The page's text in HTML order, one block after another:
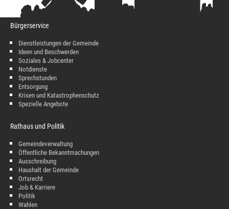
Bürgerservice
Dienstleistungen der Gemeinde
Ideen und Beschwerden
Soziales & Jobcenter
Notdienste
Sprechstunden
Entsorgung
Krisen und Katastrophenschutz
Spezielle Angebote
Rathaus und Politik
Gemeindeverwaltung
Öffentliche Bekanntmachungen
Ausschreibung
Haushalt der Gemeinde
Ortsrecht
Job & Karriere
Politik
Wahlen